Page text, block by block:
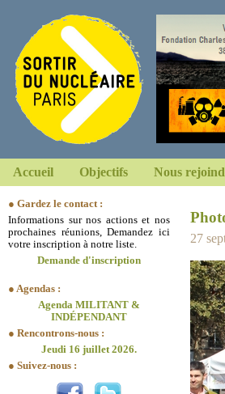
Accueil Objectifs Nous
● Gardez le contact :
Informations sur nos actions et nos
prochaines réunions, Demandez ici
votre inscription à notre liste.
Demande d'inscription
● Agendas :
Agenda MILITANT &
INDÉPENDANT
● Rencontrons-nous :
Jeudi 16 juillet 2026.
● Suivez-nous :
27